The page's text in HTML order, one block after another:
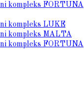
kompleks FORTUNA
kompleks LUKE
kompleks MALTA
kompleks FORTUNA